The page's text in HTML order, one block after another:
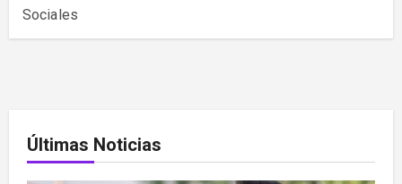
Sociales
Últimas Noticias